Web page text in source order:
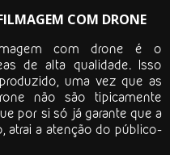
COM DRONE
com drone é o
de alta qualidade. Isso
uma vez que as
não são tipicamente
por si só já garante que a
atrai a atenção do público-